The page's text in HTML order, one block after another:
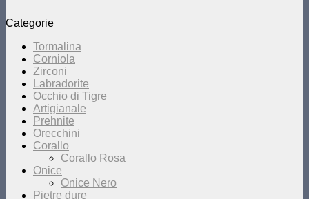
Categorie
Tormalina
Corniola
Zirconi
Labradorite
Occhio di Tigre
Artigianale
Prehnite
Orecchini
Corallo
Corallo Rosa
Onice
Onice Nero
Pietre dure